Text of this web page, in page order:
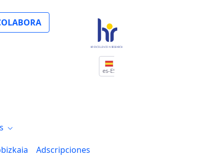
es-ES
Adscripciones